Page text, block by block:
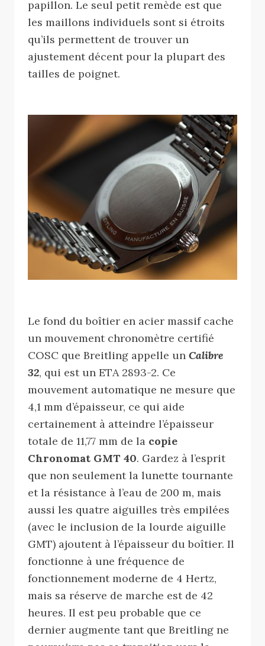
papillon. Le seul petit remède est que
les maillons individuels sont si étroits
qu’ils permettent de trouver un
ajustement décent pour la plupart des
tailles de poignet.
Le fond du boîtier en acier massif cache
un mouvement chronomètre certifié
COSC que Breitling appelle unCalibre
32, qui est un ETA 2893-2. Ce
mouvement automatique ne mesure que
4,1 mm d’épaisseur, ce qui aide
certainement à atteindre l’épaisseur
totale de 11,77 mm de la copie
Chronomat GMT 40. Gardez à l’esprit
que non seulement la lunette tournante
et la résistance à l’eau de 200 m, mais
aussi les quatre aiguilles très empilées
(avec le inclusion de la lourde aiguille
GMT) ajoutent à l’épaisseur du boîtier. Il
fonctionne à une fréquence de
fonctionnement moderne de 4 Hertz,
mais sa réserve de marche est de 42
heures. Il est peu probable que ce
dernier augmente tant que Breitling ne